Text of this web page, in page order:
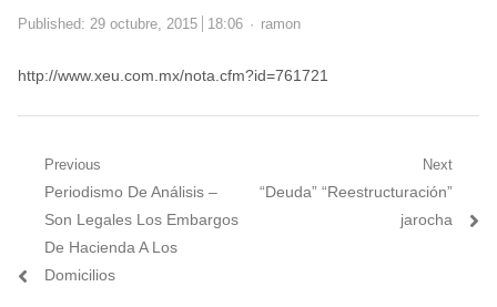
Published: 29 octubre, 2015 18:06 Author
ramon
http://www.xeu.com.mx/nota.cfm?id=761721
Navegación
entradas
Previous
Previous
post:
Periodismo De Análisis –
Son Legales Los Embargos
De Hacienda A Los
Domicilios
Next
Next
“Deuda” “Reestructuración”
jarocha